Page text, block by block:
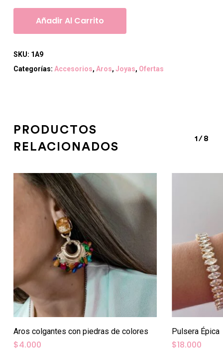
Añadir Al Carrito
SKU: 1A9
Categorías: Accesorios, Aros, Joyas, Ofertas
PRODUCTOS
RELACIONADOS
1/8
Aros colgantes con piedras de colores
$4.000
Pulsera Épica
$18.000